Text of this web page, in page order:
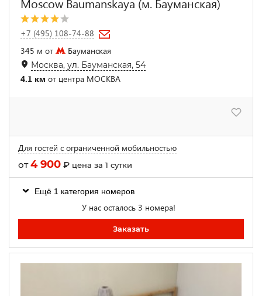
+7 (495) 108-74-88
345 м от
Бауманская
Москва, ул. Бауманская, 54
4.1 км от центра МОСКВА
Для гостей с ограниченной мобильностью
от4 900 ₽ цена за 1 сутки
Ещё 1 категория номеров
У нас осталось 3 номера!
Заказать